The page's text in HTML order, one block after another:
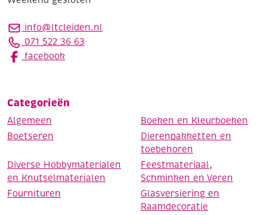
info@ltcleiden.nl
071 522 36 63
facebook
Categorieën
Algemeen
Boeken en Kleurboeken
Boetseren
Dierenpakketten en
toebehoren
Diverse Hobbymaterialen
en Knutselmaterialen
Feestmateriaal,
Schminken en Veren
Fournituren
Glasversiering en
Raamdecoratie